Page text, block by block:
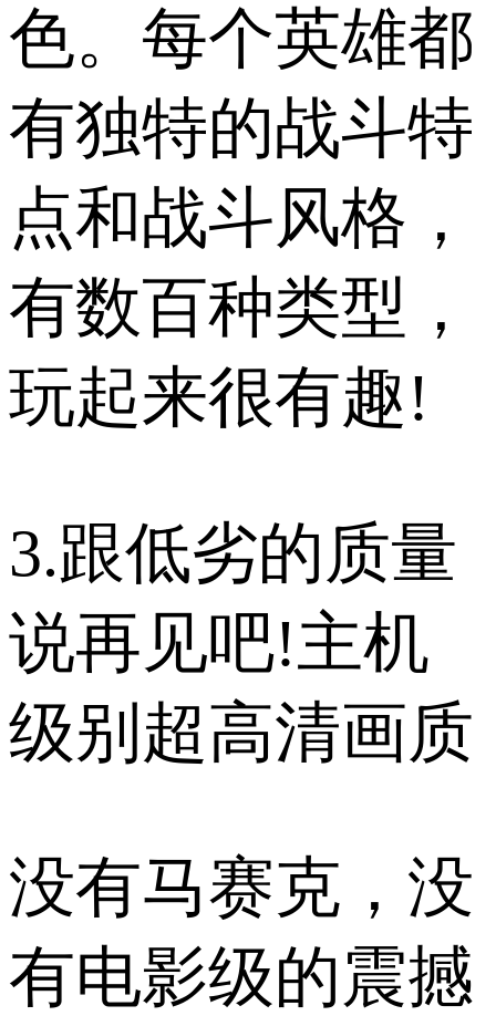
色。每个英雄都
有独特的战斗特
点和战斗风格，
有数百种类型，
玩起来很有趣!
3.跟低劣的质量
说再见吧!主机
级别超高清画质
没有马赛克，没
有电影级的震撼